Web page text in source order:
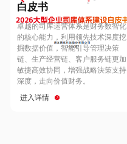
Hungary
Hong Kong
白皮书
卓越的司库运营体系是财务数智化
的核心能力，利用领先技术深度挖
掘数据价值，智能引导管理决策
链、生产经营链、客户服务链更加
敏捷高效协同，增强战略決策支持
深度，走向价值财务。
进入详情